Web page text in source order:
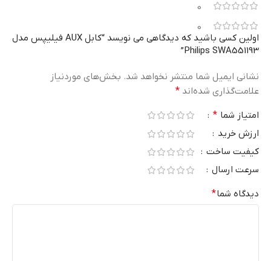
0
0
اولین کسی باشید که دیدگاهی می نویسد “کابل AUX فیلیپس مدل
Philips SWA551193”
نشانی ایمیل شما منتشر نخواهد شد. بخش‌های موردنیاز
علامت‌گذاری شده‌اند *
امتیاز شما *
ارزش خرید
کیفیت ساخت
سرعت ارسال
دیدگاه شما*